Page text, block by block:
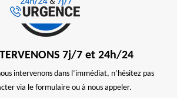
7j/7 et 24h/24
intervenons dans l’immédiat, n’hésitez pas
via le formulaire ou à nous appeler.